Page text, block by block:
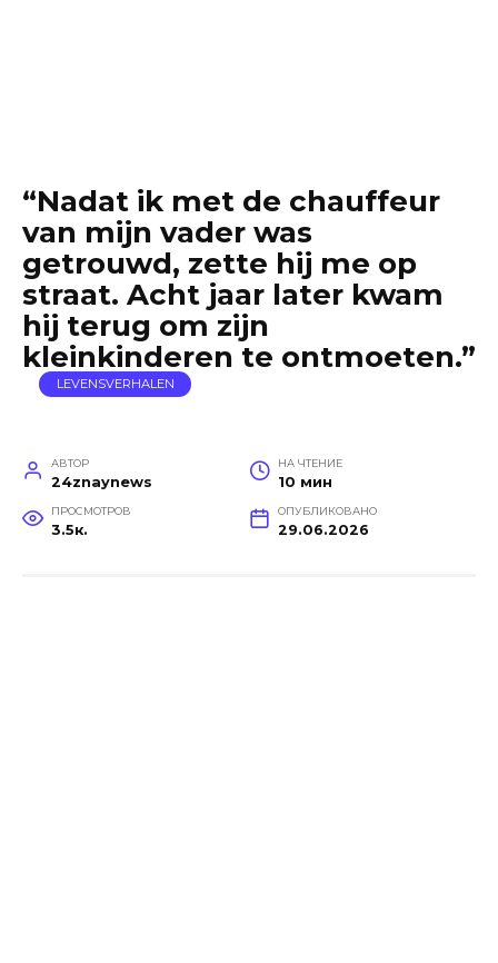
“Nadat ik met de chauffeur
van mijn vader was
getrouwd, zette hij me op
straat. Acht jaar later kwam
hij terug om zijn
kleinkinderen te ontmoeten.”
LEVENSVERHALEN
АВТОР
24znaynews
НА ЧТЕНИЕ
10 мин
ПРОСМОТРОВ
3.5к.
ОПУБЛИКОВАНО
29.06.2026